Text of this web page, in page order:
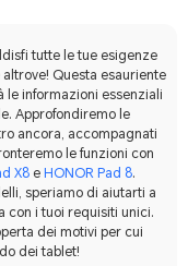
tutte le tue esigenze
Questa esauriente
le informazioni essenziali
Approfondiremo le
ancora, accompagnati
le funzioni con
X8e HONOR Pad 8.
speriamo di aiutarti a
con i tuoi requisiti unici.
dei motivi per cui
dei tablet!